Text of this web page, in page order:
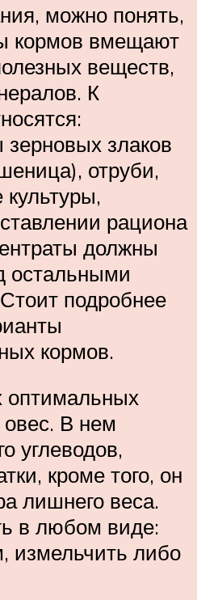
можно понять,
кормов вмещают
веществ,
К
злаков
отруби,
рациона
должны
остальными
подробнее
кормов.
овес. В нем
углеводов,
кроме того, он
лишнего веса.
в любом виде:
измельчить либо